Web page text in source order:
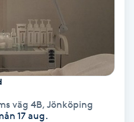
väg 4B, Jönköping
17 aug.